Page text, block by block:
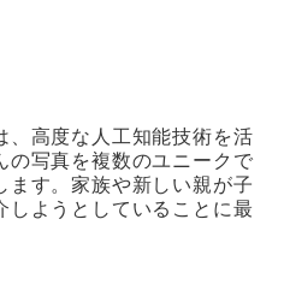
、高度な人工知能技術を活
の写真を複数のユニークで
ます。家族や新しい親が子
しようとしていることに最